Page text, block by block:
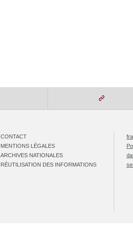
CONTACT
MENTIONS LÉGALES
ARCHIVES NATIONALES
RÉUTILISATION DES INFORMATIONS